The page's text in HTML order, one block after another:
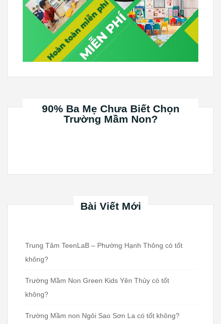
90% Ba Mẹ Chưa Biết Chọn
Trường Mầm Non?
Bài Viết Mới
Trung Tâm TeenLaB – Phường Hạnh Thông có tốt
không?
Trường Mầm Non Green Kids Yên Thủy có tốt
không?
Trường Mầm non Ngôi Sao Sơn La có tốt không?